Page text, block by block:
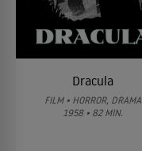
Dracula
FILM • HORROR, DRAMA
1958 • 82 MIN.